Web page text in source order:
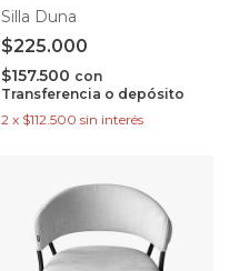
Silla Duna
$225.000
$157.500 con
Transferencia o depósito
2 x $112.500 sin interés